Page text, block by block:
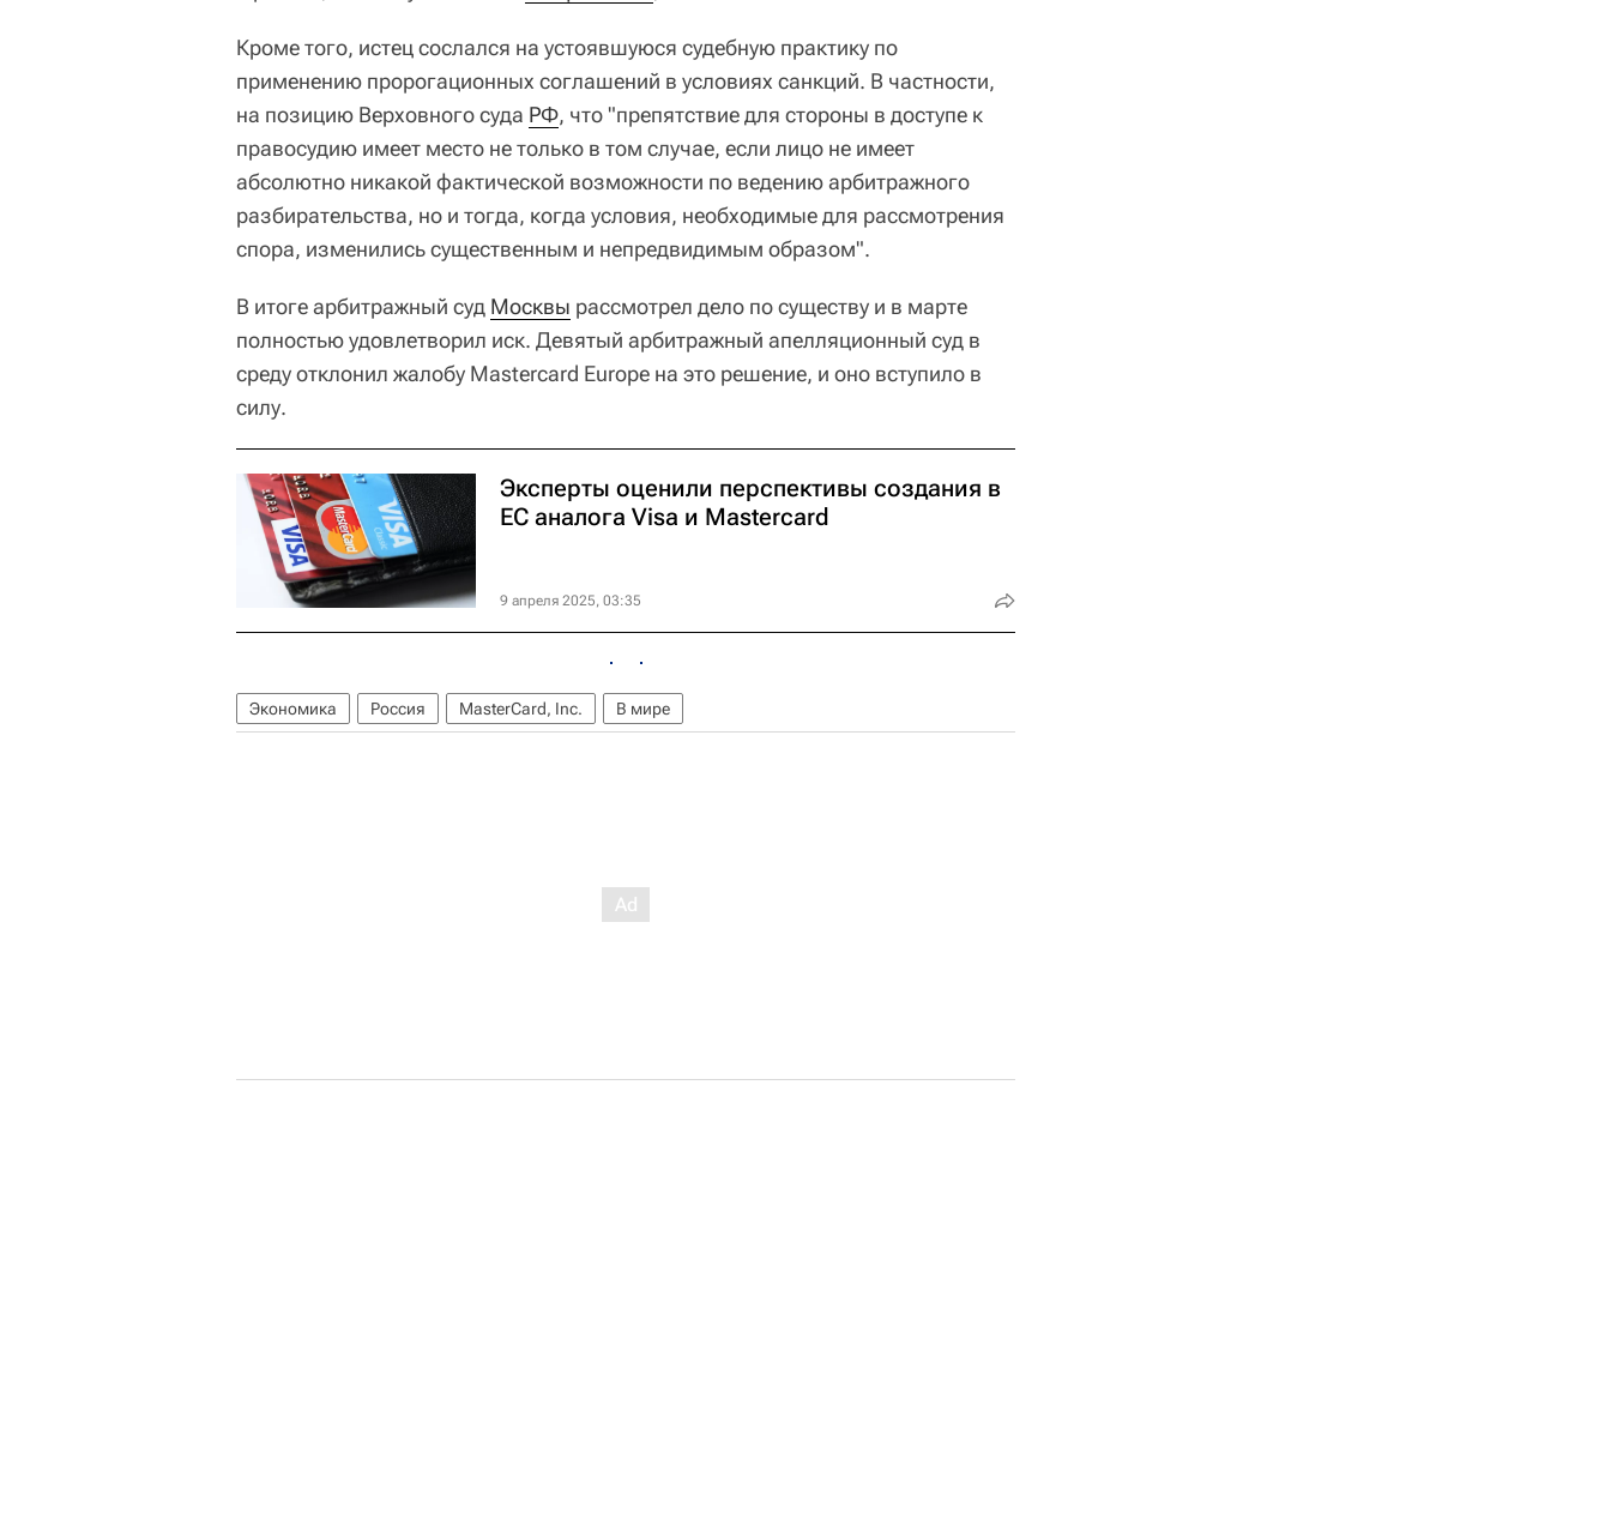
Кроме того, истец сослался на устоявшуюся судебную практику по
применению пророгационных соглашений в условиях санкций. В частности,
на позицию Верховного суда РФ, что "препятствие для стороны в доступе к
правосудию имеет место не только в том случае, если лицо не имеет
абсолютно никакой фактической возможности по ведению арбитражного
разбирательства, но и тогда, когда условия, необходимые для рассмотрения
спора, изменились существенным и непредвидимым образом".
В итоге арбитражный суд Москвы рассмотрел дело по существу и в марте
полностью удовлетворил иск. Девятый арбитражный апелляционный суд в
среду отклонил жалобу Mastercard Europe на это решение, и оно вступило в
силу.
Эксперты оценили перспективы создания в
ЕС аналога Visa и Masterсard
9 апреля 2025, 03:35
Экономика Россия MasterCard, Inc. В мире